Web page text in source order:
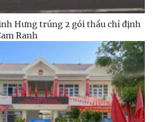
Hưng trúng 2 gói thầu chỉ định
Ranh